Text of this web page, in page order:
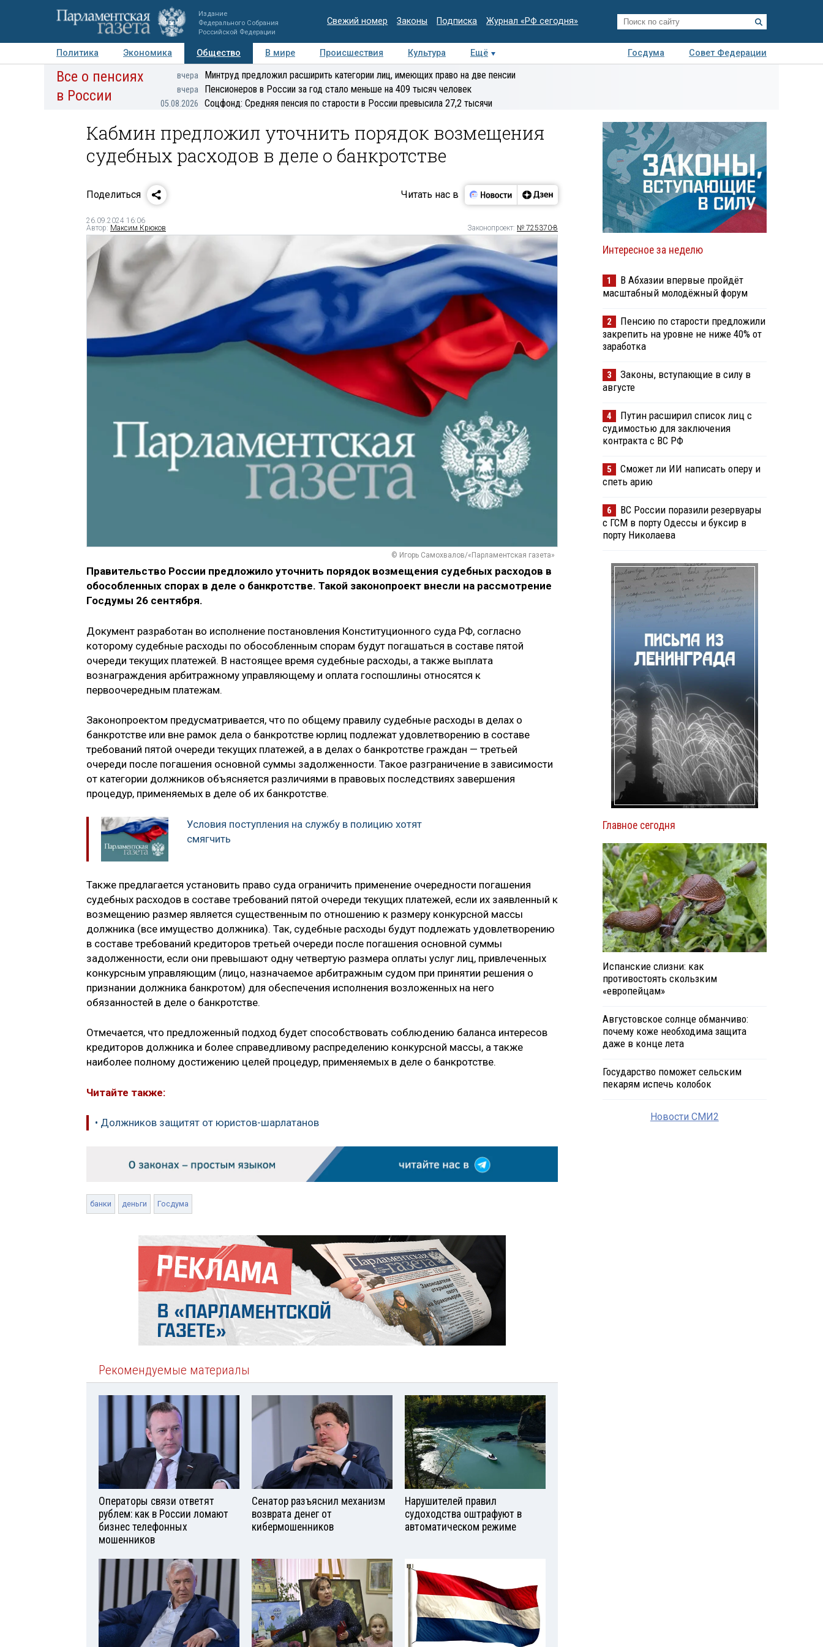
Издание
Федерального Собрания
Российской Федерации
Свежий номер Законы Подписка Журнал «РФ сегодня»
Политика Экономика Общество В мире Происшествия Культура Ещё Госдума
Совет Федерации
Авторы Персоны Мнения Регионы Медиацентр Интервью Колумнисты
Деловая
Все о пенсиях
в России
вчера Минтруд предложил расширить категории лиц, имеющих право на две пенсии
вчера Пенсионеров в России за год стало меньше на 409 тысяч человек
05.08.2026 Соцфонд: Средняя пенсия по старости в России превысила 27,2 тысячи
Кабмин предложил уточнить порядок возмещения
судебных расходов в деле о банкротстве
Поделиться Читать нас в
26.09.2024 16:06
Автор: Максим Крюков Законопроект: № 725370-8
© Игорь Самохвалов/«Парламентская газета»
Правительство России предложило уточнить порядок возмещения судебных расходов в
обособленных спорах в деле о банкротстве. Такой законопроект внесли на рассмотрение
Госдумы 26 сентября.
Документ разработан во исполнение постановления Конституционного суда РФ, согласно
которому судебные расходы по обособленным спорам будут погашаться в составе пятой
очереди текущих платежей. В настоящее время судебные расходы, а также выплата
вознаграждения арбитражному управляющему и оплата госпошлины относятся к
первоочередным платежам.
Законопроектом предусматривается, что по общему правилу судебные расходы в делах о
банкротстве или вне рамок дела о банкротстве юрлиц подлежат удовлетворению в составе
требований пятой очереди текущих платежей, а в делах о банкротстве граждан — третьей
очереди после погашения основной суммы задолженности. Такое разграничение в зависимости
от категории должников объясняется различиями в правовых последствиях завершения
процедур, применяемых в деле об их банкротстве.
Условия поступления на службу в полицию хотят
смягчить
Также предлагается установить право суда ограничить применение очередности погашения
судебных расходов в составе требований пятой очереди текущих платежей, если их заявленный к
возмещению размер является существенным по отношению к размеру конкурсной массы
должника (все имущество должника). Так, судебные расходы будут подлежать удовлетворению
в составе требований кредиторов третьей очереди после погашения основной суммы
задолженности, если они превышают одну четвертую размера оплаты услуг лиц, привлеченных
конкурсным управляющим (лицо, назначаемое арбитражным судом при принятии решения о
признании должника банкротом) для обеспечения исполнения возложенных на него
обязанностей в деле о банкротстве.
Отмечается, что предложенный подход будет способствовать соблюдению баланса интересов
кредиторов должника и более справедливому распределению конкурсной массы, а также
наиболее полному достижению целей процедур, применяемых в деле о банкротстве.
Читайте также:
• Должников защитят от юристов-шарлатанов
банки деньги Госдума
Рекомендуемые материалы
Операторы связи ответят
рублем: как в России ломают
бизнес телефонных
мошенников
Сенатор разъяснил механизм
возврата денег от
кибермошенников
Нарушителей правил
судоходства оштрафуют в
автоматическом режиме
Интересное за неделю
1
В Абхазии впервые пройдёт
масштабный молодёжный форум
2
Пенсию по старости предложили
закрепить на уровне не ниже 40% от
заработка
3
Законы, вступающие в силу в
августе
4
Путин расширил список лиц с
судимостью для заключения
контракта с ВС РФ
5
Сможет ли ИИ написать оперу и
спеть арию
6
ВС России поразили резервуары
с ГСМ в порту Одессы и буксир в
порту Николаева
Главное сегодня
Испанские слизни: как
противостоять скользким
«европейцам»
Августовское солнце обманчиво:
почему коже необходима защита
даже в конце лета
Государство поможет сельским
пекарям испечь колобок
Новости СМИ2